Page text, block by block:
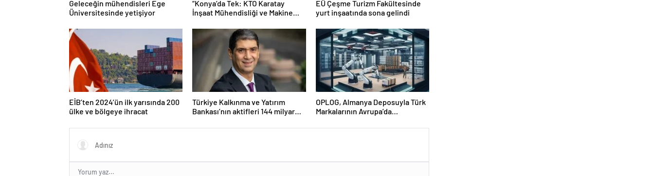
Geleceğin mühendisleri Ege
Üniversitesinde yetişiyor
“Konya’da Tek: KTO Karatay
İnşaat Mühendisliği ve Makine
Tanınacak”
EÜ Çeşme Turizm Fakültesinde
yurt inşaatında sona gelindi
EİB’ten 2024’ün ilk yarısında 200
ülke ve bölgeye ihracat
Türkiye Kalkınma ve Yatırım
Bankası’nın aktifleri 144 milyar
OPLOG, Almanya Deposuyla Türk
Markalarının Avrupa’da